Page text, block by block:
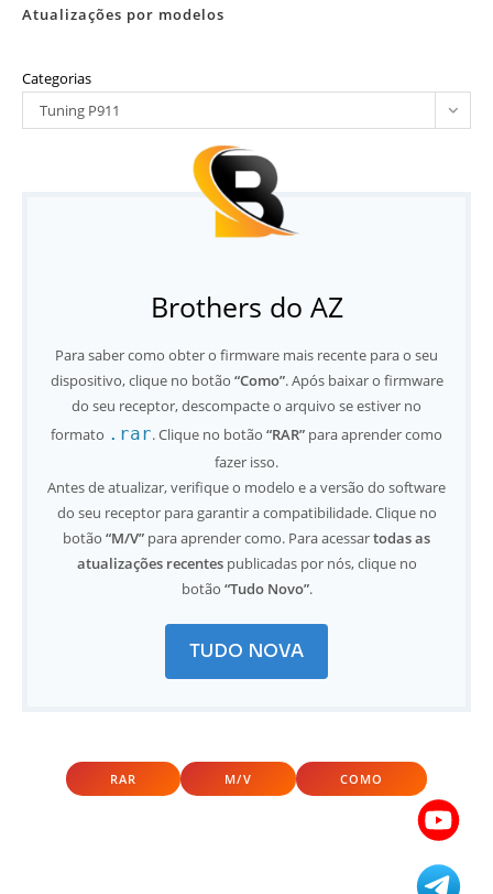
Atualizações por modelos
Categorias
Tuning P911
Brothers do AZ
Para saber como obter o firmware mais recente para o seu
dispositivo, clique no botão “Como”. Após baixar o firmware
do seu receptor, descompacte o arquivo se estiver no
formato .rar. Clique no botão “RAR” para aprender como
fazer isso.
Antes de atualizar, verifique o modelo e a versão do software
do seu receptor para garantir a compatibilidade. Clique no
botão “M/V” para aprender como. Para acessartodas as
atualizações recentespublicadas por nós, clique no
botão “Tudo Novo”.
TUDO NOVA
RAR M/V COMO